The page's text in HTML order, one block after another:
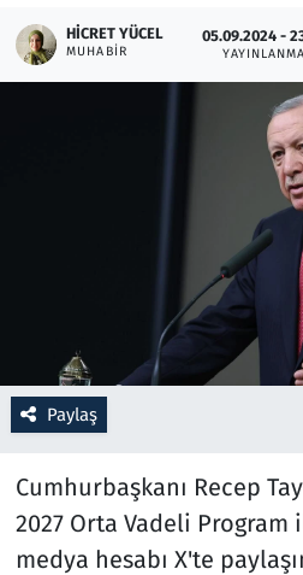
HICRET YÜCEL
MUHABIR
05.09.2024 -
YAYINLANMA
Paylaş
Cumhurbaşkanı Recep
2027 Orta Vadeli
medya hesabı X'te
Ramazan
Savunma Sanayi
Seçim 2023
Spor
Teknoloji ve Bilim
Televizyon